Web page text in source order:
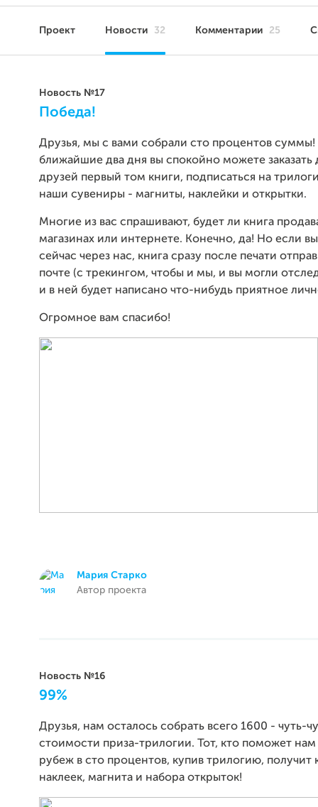
Проект Новости 32 Комментарии 25
Новость №17
Победа!
Друзья, мы с вами собрали сто процентов суммы!
ближайшие два дня вы спокойно можете заказать
друзей первый том книги, подписаться на
наши сувениры - магниты, наклейки и открытки.
Многие из вас спрашивают, будет ли книга
магазинах или интернете. Конечно, да! Но если
сейчас через нас, книга сразу после печати
почте (с трекингом, чтобы и мы, и вы могли
и в ней будет написано что-нибудь приятное
Огромное вам спасибо!
Мария Старко
Автор проекта
Новость №16
99%
Друзья, нам осталось собрать всего 1600 - чуть-
стоимости приза-трилогии. Тот, кто поможет нам
рубеж в сто процентов, купив трилогию, получит
наклеек, магнита и набора открыток!